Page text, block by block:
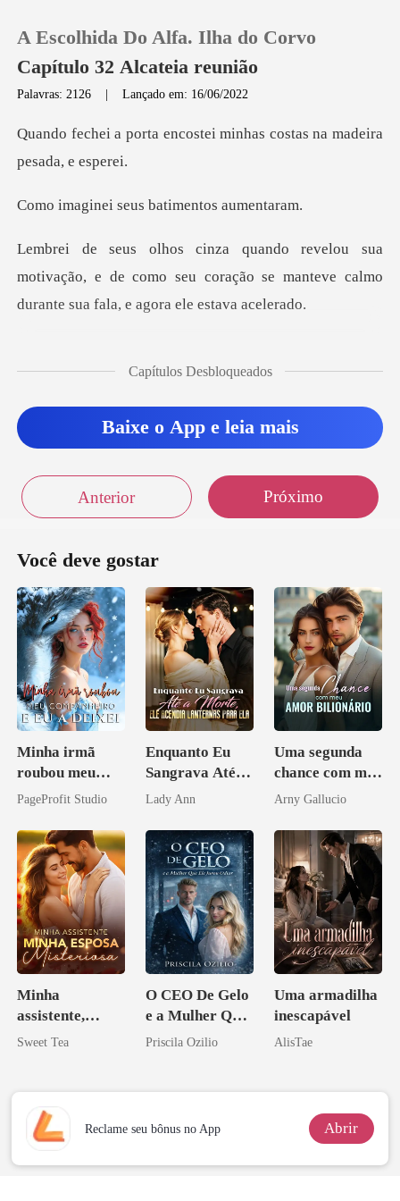
0
Sair
A Escolhida Do Alfa. Ilha do Corvo
Capítulo 32 Alcateia reunião
Palavras: 2126 |Lançado em: 16/06/2022
costei minhas costas na
seus batimen
otivação, e de como seu coração se manteve calmo
qua
Capítulos Desbloqueados
Baixe o App e leia mais
Anterior Próximo
Você deve gostar
Minha irmã
roubou meu
companheiro e
PageProfit Studio
Enquanto Eu
Sangrava Até a
Morte, Ele
Lanternas Para
Ela
Lady Ann
Uma segunda
chance com meu
amor bilionário
Arny Gallucio
Minha
assistente,
minha esposa
Sweet Tea
O CEO De Gelo
e a Mulher Que
Ele Jurou Odiar
Priscila Ozilio
Uma armadilha
inescapável
AlisTae
Reclame seu bônus no App Abrir